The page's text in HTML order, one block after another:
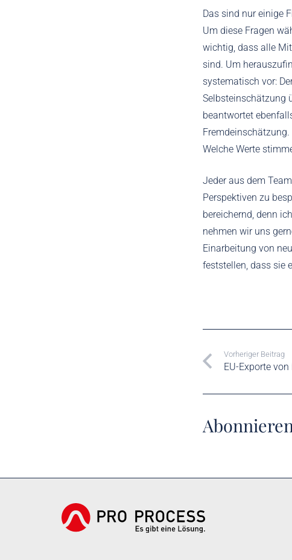
Das sind nur einige
Um diese Fragen
wichtig, dass alle
sind. Um
systematisch vor:
Selbsteinschätzung
beantwortet
Welche Werte
Jeder aus dem
Perspektiven zu
bereichernd, denn
nehmen wir uns
Einarbeitung von
feststellen, dass sie
Vorheriger Beitrag
EU-Exporte